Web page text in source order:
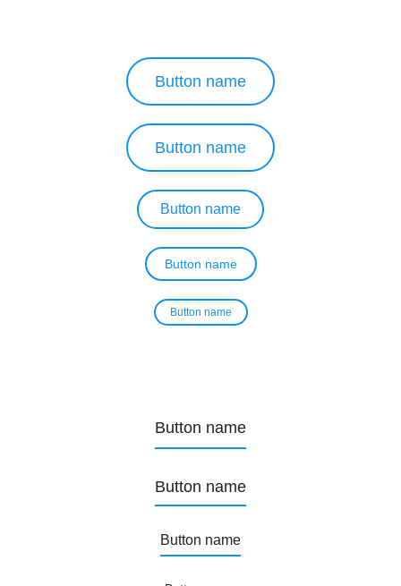
Button name
Button name
Button name
Button name
Button name
Button name
Button name
Button name